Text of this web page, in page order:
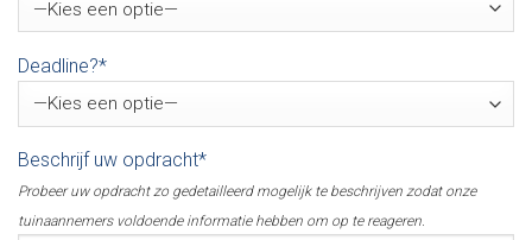
Deadline?*
Beschrijf uw opdracht*
Probeer uw opdracht zo gedetailleerd mogelijk te beschrijven zodat onze
tuinaannemers voldoende informatie hebben om op te reageren.